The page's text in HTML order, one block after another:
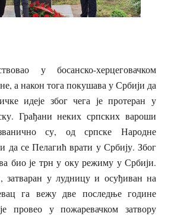
у босанско-херцеговачком
а након тога покушава у Србији да
идеје због чега је протеран у
Грађани неких српских вароши
су, од српске Народне
да се Пелагић врати у Србију. Због
био је трн у оку режиму у Србији.
затваран у лудницу и осуђиван на
га вежу две последње године
провео у пожаревачком затвору